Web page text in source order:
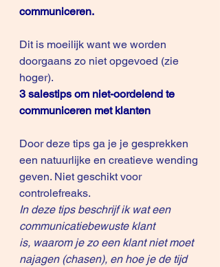
communiceren.
Dit is moeilijk want we worden
doorgaans zo niet opgevoed (zie
hoger).
3 salestips om niet-oordelend te
communiceren met klanten
Door deze tips ga je je gesprekken
een natuurlijke en creatieve wending
geven. Niet geschikt voor
controlefreaks.
In deze tips beschrijf ik wat een
communicatiebewuste klant
is, waarom je zo een klant niet moet
najagen (chasen), en hoe je de tijd